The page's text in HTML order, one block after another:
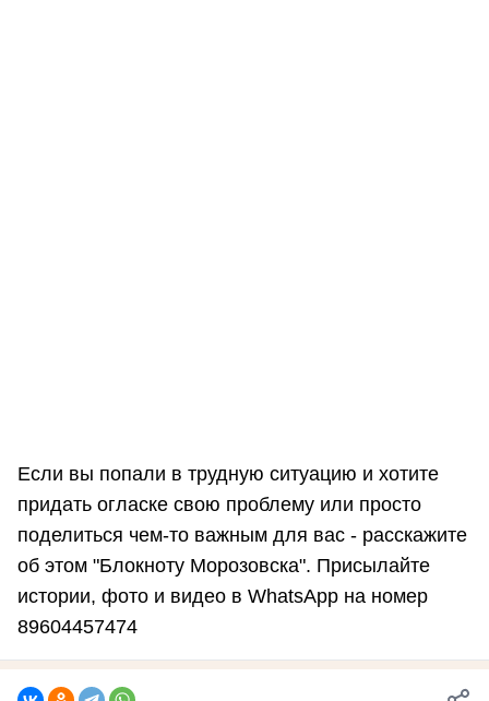
Если вы попали в трудную ситуацию и хотите
придать огласке свою проблему или просто
поделиться чем-то важным для вас - расскажите
об этом "Блокноту Морозовска". Присылайте
истории, фото и видео в WhatsApp на номер
89604457474